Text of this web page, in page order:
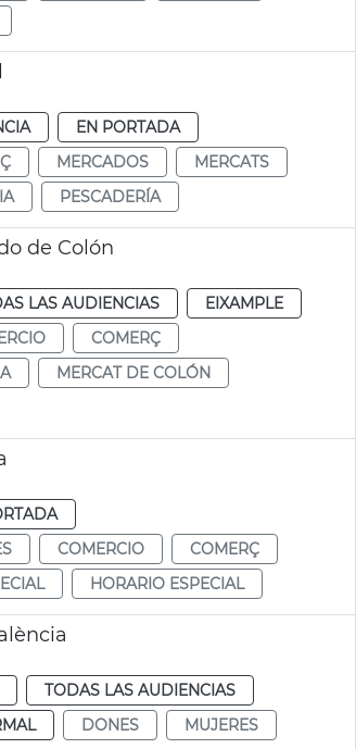
EN PORTADA
MERCADOS
MERCATS
PESCADERÍA
de Colón
LAS AUDIENCIAS
EIXAMPLE
COMERÇ
MERCAT DE COLÓN
COMERCIO
COMERÇ
HORARIO ESPECIAL
TODAS LAS AUDIENCIAS
DONES
MUJERES